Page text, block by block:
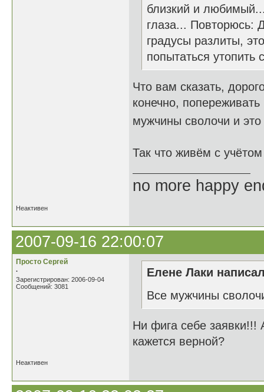
близкий и
глаза... Повторюсь:
градусы разлиты,
попытаться утопить
Что вам сказать,
конечно,
мужчины сволочи и
Так что живём с
no more happy
Неактивен
2007-09-16 22:00:07
Просто Сергей
.
Зарегистрирован: 2006-09-04
Сообщений: 3081
Елене Лаки
Все мужчины
Ни фига себе заявки!!!
кажется верной?
Неактивен